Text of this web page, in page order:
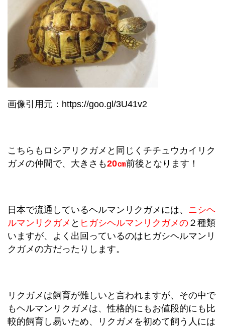
画像引用元：https://goo.gl/3U41v2
こちらもロシアリクガメと同じくチチュウカイリク
ガメの仲間で、大きさも20㎝前後となります！
日本で流通しているヘルマンリクガメには、 ニシヘ
ルマンリクガメ と ヒガシヘルマンリクガメの ２種類
いますが、よく出回っているのはヒガシヘルマンリ
クガメの方だったりします。
リクガメは飼育が難しいと言われますが、その中で
もヘルマンリクガメは、性格的にもお値段的にも比
較的飼育し易いため、リクガメを初めて飼う人には